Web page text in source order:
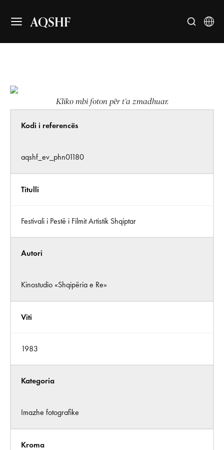
AQSHF
Kliko mbi foton për t’a zmadhuar.
Kodi i referencës
aqshf_ev_phn01180
Titulli
Festivali i Pestë i Filmit Artistik Shqiptar
Autori
Kinostudio «Shqipëria e Re»
Viti
1983
Kategoria
Imazhe fotografike
Kroma